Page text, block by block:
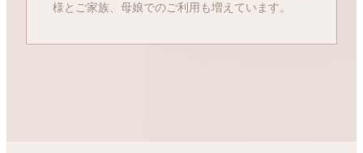
様とご家族、母娘でのご利用も増えています。